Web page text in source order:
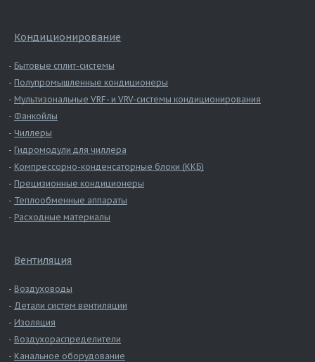
Кондиционирование
Бытовые сплит-системы
Полупромышленные кондиционеры
Мультизональные VRF- и VRV-системы кондиционирования
Фанкойлы
Чиллеры
Гидромодули для чиллера
Компрессорно-конденсаторные блоки (ККБ)
Прецизионные кондиционеры
Теплообменные аппараты
Расходные материалы
Вентиляция
Воздуховоды
Детали систем вентиляции
Изоляция
Воздухораспределители
Канальное оборудование